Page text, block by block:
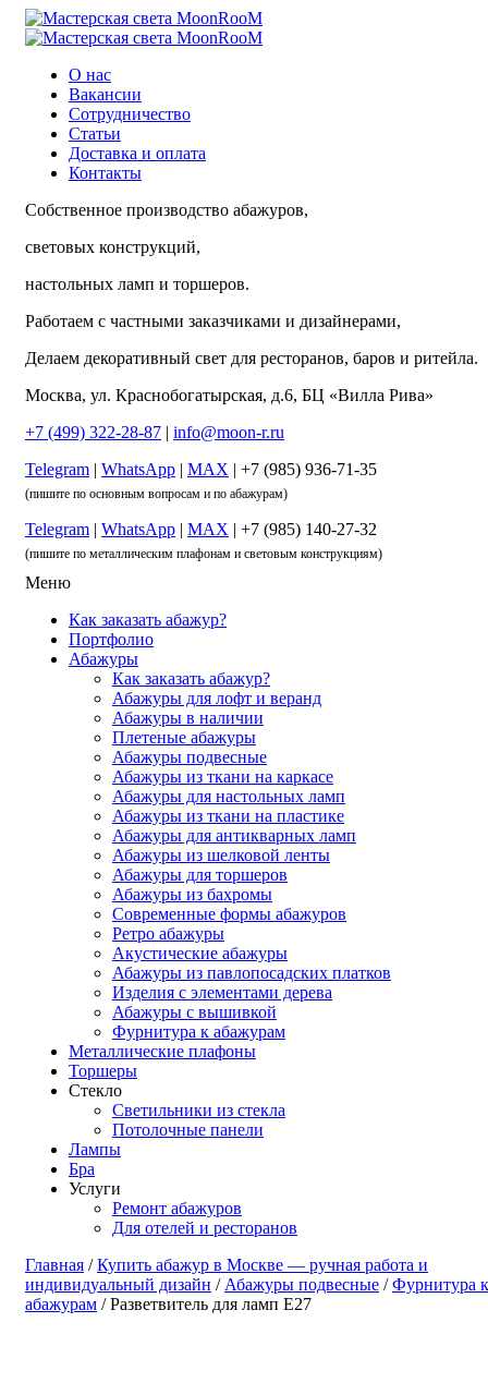
О нас
Вакансии
Сотрудничество
Статьи
Доставка и оплата
Контакты
Собственное производство абажуров,
световых конструкций,
настольных ламп и торшеров.
Работаем с частными заказчиками и дизайнерами,
Делаем декоративный свет для ресторанов, баров и ритейла.
Москва, ул. Краснобогатырская, д.6, БЦ «Вилла Рива»
+7 (499) 322-28-87 | info@moon-r.ru
Telegram | WhatsApp | MAX | +7 (985) 936-71-35
(пишите по основным вопросам и по абажурам)
Telegram | WhatsApp | MAX | +7 (985) 140-27-32
(пишите по металлическим плафонам и световым конструкциям)
Меню
Как заказать абажур?
Портфолио
Абажуры
Как заказать абажур?
Абажуры для лофт и веранд
Абажуры в наличии
Плетеные абажуры
Абажуры подвесные
Абажуры из ткани на каркасе
Абажуры для настольных ламп
Абажуры из ткани на пластике
Абажуры для антикварных ламп
Абажуры из шелковой ленты
Абажуры для торшеров
Абажуры из бахромы
Современные формы абажуров
Ретро абажуры
Акустические абажуры
Абажуры из павлопосадских платков
Изделия с элементами дерева
Абажуры с вышивкой
Фурнитура к абажурам
Металлические плафоны
Торшеры
Стекло
Светильники из стекла
Потолочные панели
Лампы
Бра
Услуги
Ремонт абажуров
Для отелей и ресторанов
Главная /Купить абажур в Москве — ручная работа и
индивидуальный дизайн / Абажуры подвесные /Фурнитура к
абажурам / Разветвитель для ламп E27